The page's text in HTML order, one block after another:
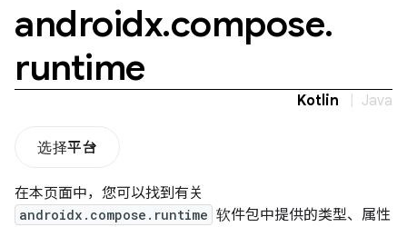
androidx.compose.
runtime
Kotlin Java
选择平台
在本页面中，您可以找到有关
androidx.compose.runtime 软件包中提供的类型、属性